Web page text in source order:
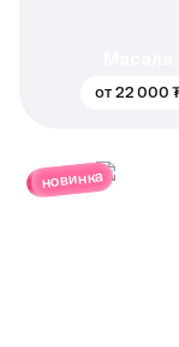
от 22 000
новинка